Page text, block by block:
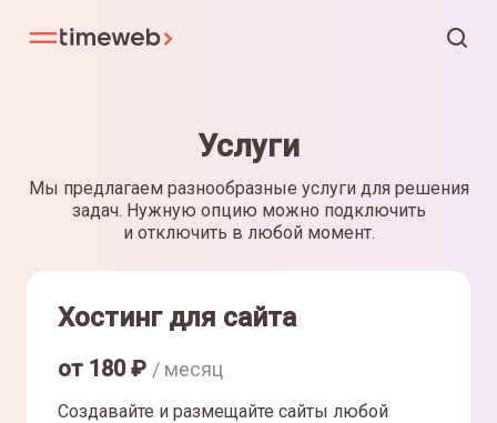
Услуги
Мы предлагаем разнообразные услуги для решения
задач. Нужную опцию можно подключить
и отключить в любой момент.
Хостинг для сайта
от 180₽ / месяц
Создавайте и размещайте сайты любой